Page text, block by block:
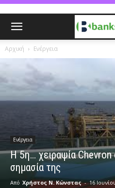
Αρχική Ενέργεια
Ενέργεια
Η 5η… χειραψία Chevron
σημασία της
Από Χρήστος Ν. Κώνστας - 16